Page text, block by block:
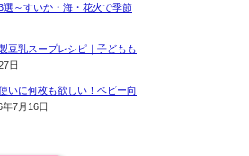
～すいか・海・花火で季節
豆乳スープレシピ｜子どもも
日
いに何枚も欲しい！ベビー向
年7月16日